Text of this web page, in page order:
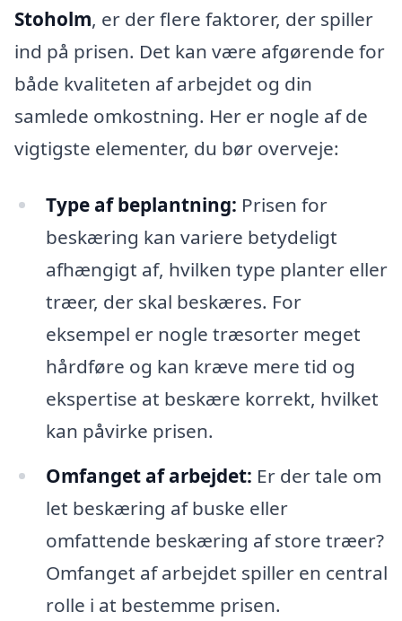
Stoholm, er der flere faktorer, der spiller
ind på prisen. Det kan være afgørende for
både kvaliteten af arbejdet og din
samlede omkostning. Her er nogle af de
vigtigste elementer, du bør overveje:
Type af beplantning: Prisen for
beskæring kan variere betydeligt
afhængigt af, hvilken type planter eller
træer, der skal beskæres. For
eksempel er nogle træsorter meget
hårdføre og kan kræve mere tid og
ekspertise at beskære korrekt, hvilket
kan påvirke prisen.
Omfanget af arbejdet: Er der tale om
let beskæring af buske eller
omfattende beskæring af store træer?
Omfanget af arbejdet spiller en central
rolle i at bestemme prisen.